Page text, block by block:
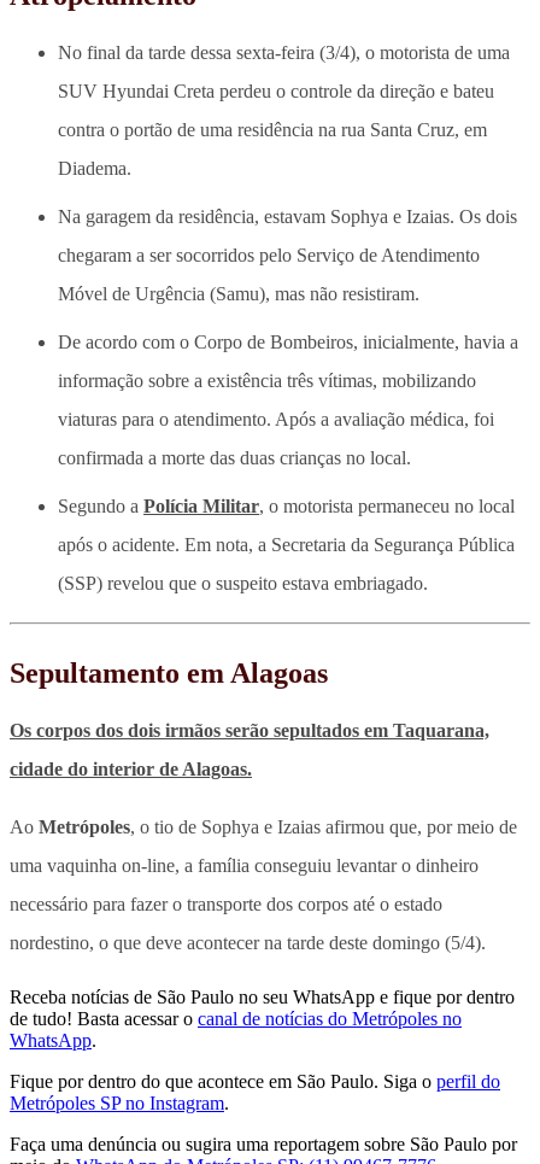
No final da tarde dessa sexta-feira (3/4), o motorista de uma
SUV Hyundai Creta perdeu o controle da direção e bateu
contra o portão de uma residência na rua Santa Cruz, em
Diadema.
Na garagem da residência, estavam Sophya e Izaias. Os dois
chegaram a ser socorridos pelo Serviço de Atendimento
Móvel de Urgência (Samu), mas não resistiram.
De acordo com o Corpo de Bombeiros, inicialmente, havia a
informação sobre a existência três vítimas, mobilizando
viaturas para o atendimento. Após a avaliação médica, foi
confirmada a morte das duas crianças no local.
Segundo a Polícia Militar, o motorista permaneceu no local
após o acidente. Em nota, a Secretaria da Segurança Pública
(SSP) revelou que o suspeito estava embriagado.
Sepultamento em Alagoas
Os corpos dos dois irmãos serão sepultados em Taquarana,
cidade do interior de Alagoas.
Ao Metrópoles, o tio de Sophya e Izaias afirmou que, por meio de
uma vaquinha on-line, a família conseguiu levantar o dinheiro
necessário para fazer o transporte dos corpos até o estado
nordestino, o que deve acontecer na tarde deste domingo (5/4).
Receba notícias de São Paulo no seu WhatsApp e fique por dentro
de tudo! Basta acessar o canal de notícias do Metrópoles no
WhatsApp.
Fique por dentro do que acontece em São Paulo. Siga o perfil do
Metrópoles SP no Instagram.
Faça uma denúncia ou sugira uma reportagem sobre São Paulo por